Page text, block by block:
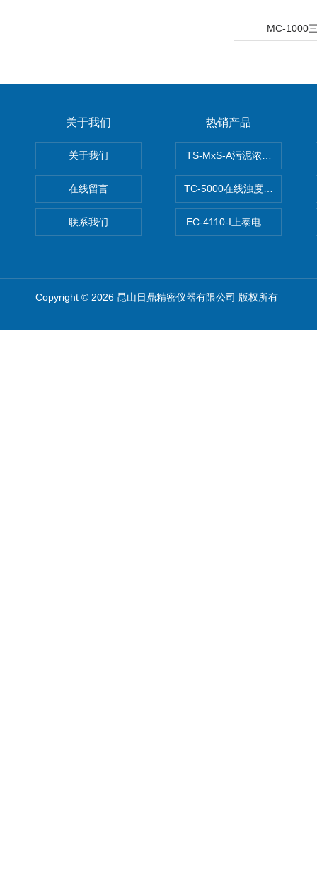
MC-1000
关于我们
关于我们
在线留言
联系我们
热销产品
TS-MxS-A污泥浓度计电极
TC-5000在线浊度/悬浮物/污
EC-4110-I上泰电导度计
Copyright © 2026 昆山日鼎精密仪器有限公司 版权所有